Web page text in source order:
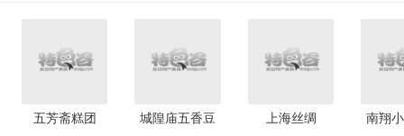
五芳斋糕团 城隍庙五香豆 上海丝绸 南翔